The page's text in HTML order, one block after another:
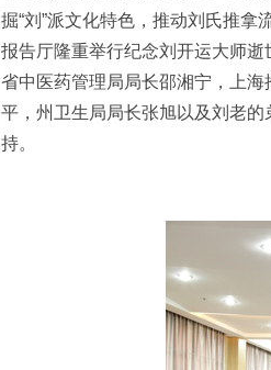
掘“刘”派文化特色，推动刘氏推拿
报告厅隆重举行纪念刘开运大师逝
省中医药管理局局长邵湘宁，上
平，州卫生局局长张旭以及刘老
持。